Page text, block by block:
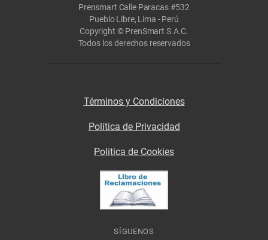
Prensmart Calle Paracas #532
Pueblo Libre, Lima - Perú
Copyright © PrenSmart S.A.C.
Todos los derechos reservados
Términos y Condiciones
Política de Privacidad
Politica de Cookies
SÍGUENOS